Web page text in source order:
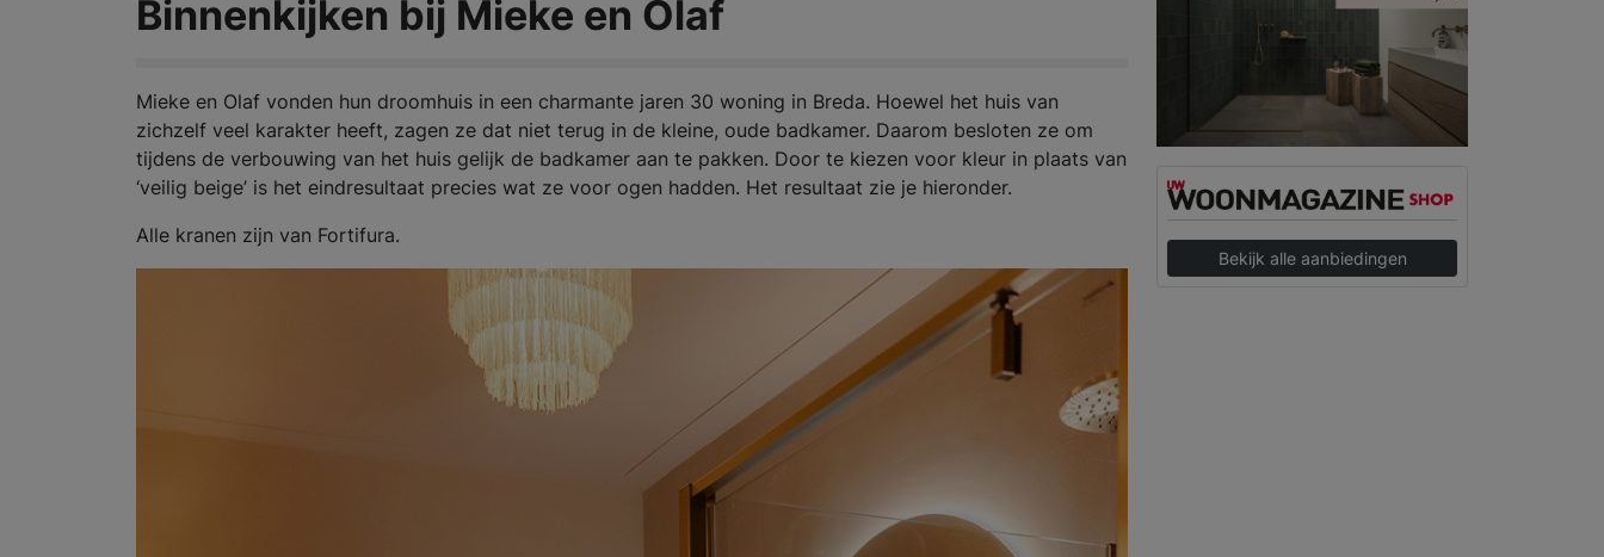
Binnenkijken bij Mieke en Olaf
Mieke en Olaf vonden hun droomhuis in een charmante jaren 30 woning in Breda. Hoewel het huis van
zichzelf veel karakter heeft, zagen ze dat niet terug in de kleine, oude badkamer. Daarom besloten ze om
tijdens de verbouwing van het huis gelijk de badkamer aan te pakken. Door te kiezen voor kleur in plaats van
‘veilig beige’ is het eindresultaat precies wat ze voor ogen hadden. Het resultaat zie je hieronder.
Alle kranen zijn van Fortifura.
Bekijk alle aanbiedingen